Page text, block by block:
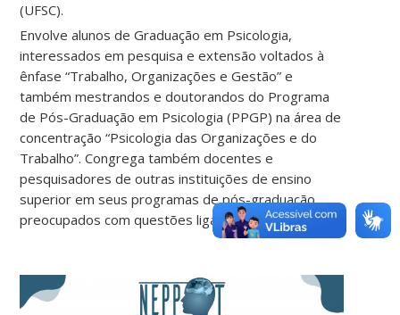
(UFSC).
Envolve alunos de Graduação em Psicologia,
interessados em pesquisa e extensão voltados à
ênfase “Trabalho, Organizações e Gestão” e
também mestrandos e doutorandos do Programa
de Pós-Graduação em Psicologia (PPGP) na área de
concentração “Psicologia das Organizações e do
Trabalho”. Congrega também docentes e
pesquisadores de outras instituições de ensino
superior em seus programas de pós-graduação,
preocupados com questões ligadas ao trabalho.